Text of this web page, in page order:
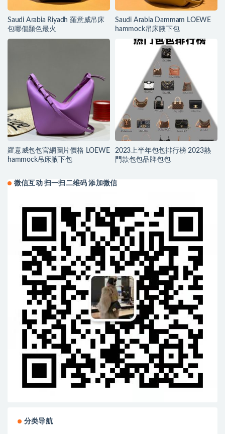
Saudi Arabia Riyadh 羅意威吊床
包哪個顏色最火
Saudi Arabia Dammam LOEWE
hammock吊床腋下包
羅意威包包官網圖片價格 LOEWE
hammock吊床腋下包
2023上半年包包排行榜 2023熱
門款包包品牌包包
微信互动 扫一扫二维码 添加微信
分类导航